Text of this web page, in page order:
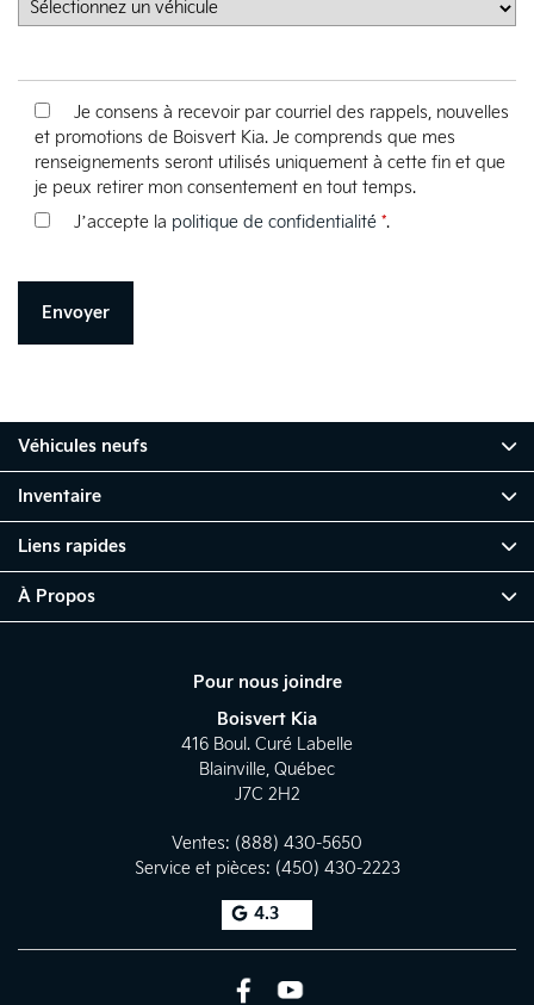
Je consens à recevoir par courriel des rappels, nouvelles
et promotions de Boisvert Kia. Je comprends que mes
renseignements seront utilisés uniquement à cette fin et que
je peux retirer mon consentement en tout temps.
J’accepte la politique de confidentialité *.
Pour nous joindre
Boisvert Kia
416 Boul. Curé Labelle
Blainville, Québec
J7C 2H2
Ventes: (888) 430-5650
Service et pièces: (450) 430-2223
4.3
Véhicules neufs
Inventaire
Liens rapides
À Propos